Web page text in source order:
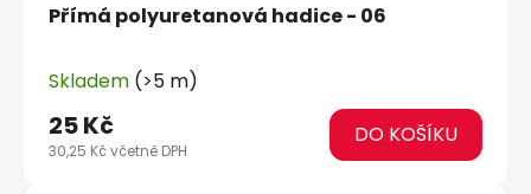
Přímá polyuretanová hadice - 06
Skladem (>5 m)
30,25 Kč včetně DPH
25 Kč DO KOŠÍKU